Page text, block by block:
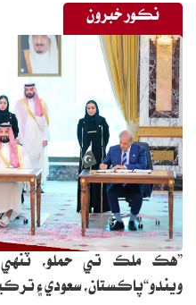
نڪور خبرون
”هڪ ملڪ تي حملو،
ويندو“پاڪستان، سعودي ۽